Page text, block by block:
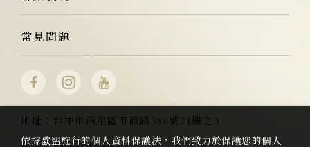
常見問題
地址：
台中市西屯區市政路386號21樓之3
電話：04-2254-5523
依據歐盟施行的個人資料保護法，我們致力於保護您的個人